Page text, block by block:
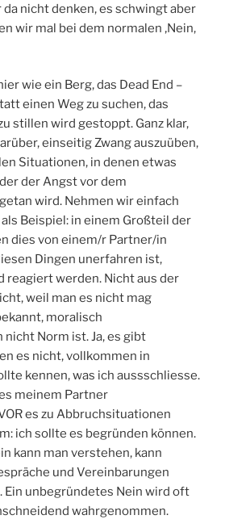
nicht denken, es schwingt aber
wir mal bei dem normalen ‚Nein,
wie ein Berg, das Dead End –
einen Weg zu suchen, das
stillen wird gestoppt. Ganz klar,
einseitig Zwang auszuüben,
Situationen, in denen etwas
der Angst vor dem
wird. Nehmen wir einfach
Beispiel: in einem Großteil der
dies von einem/r Partner/in
Dingen unerfahren ist,
reagiert werden. Nicht aus der
weil man es nicht mag
moralisch
Norm ist. Ja, es gibt
es nicht, vollkommen in
kennen, was ich aussschliesse.
meinem Partner
es zu Abbruchsituationen
ich sollte es begründen können.
kann man verstehen, kann
und Vereinbarungen
Ein unbegründetes Nein wird oft
wahrgenommen.